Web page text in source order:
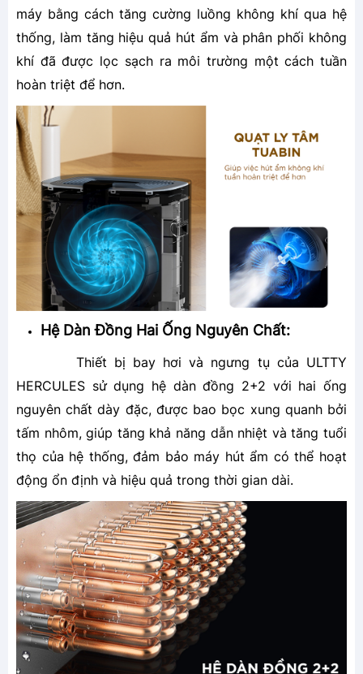
máy bằng cách tăng cường luồng không khí qua hệ
thống, làm tăng hiệu quả hút ẩm và phân phối không
khí đã được lọc sạch ra môi trường một cách tuần
hoàn triệt để hơn.
Hệ Dàn Đồng Hai Ống Nguyên Chất:
Thiết bị bay hơi và ngưng tụ của ULTTY
HERCULES sử dụng hệ dàn đồng 2+2 với hai ống
nguyên chất dày đặc, được bao bọc xung quanh bởi
tấm nhôm, giúp tăng khả năng dẫn nhiệt và tăng tuổi
thọ của hệ thống, đảm bảo máy hút ẩm có thể hoạt
động ổn định và hiệu quả trong thời gian dài.